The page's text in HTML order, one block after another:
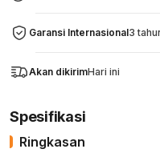
Garansi Internasional3
Akan dikirimHari ini
Spesifikasi
Ringkasan